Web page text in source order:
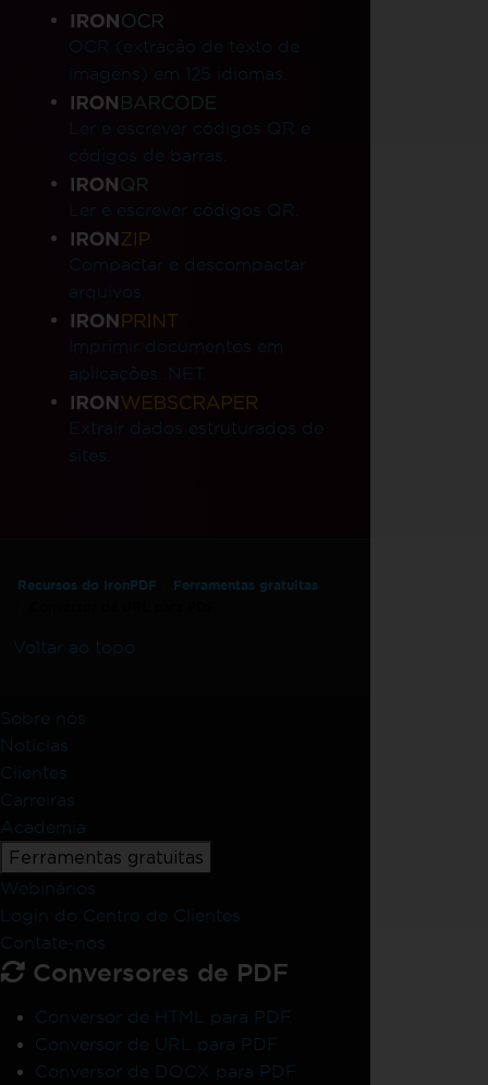
OCR (extração de texto de
imagens) em 125 idiomas.
Ler e escrever códigos QR e
códigos de barras.
Ler e escrever códigos QR.
Compactar e descompactar
arquivos.
Imprimir documentos em
aplicações .NET.
Extrair dados estruturados de
sites.
Recursos do IronPDF
Ferramentas gratuitas
Voltar ao topo
Sobre nós
Notícias
Clientes
Carreiras
Academia
Ferramentas gratuitas
Webinários
Login do Centro de Clientes
Contate-nos
Conversores de PDF
Conversor de HTML para PDF
Conversor de URL para PDF
Conversor de DOCX para PDF